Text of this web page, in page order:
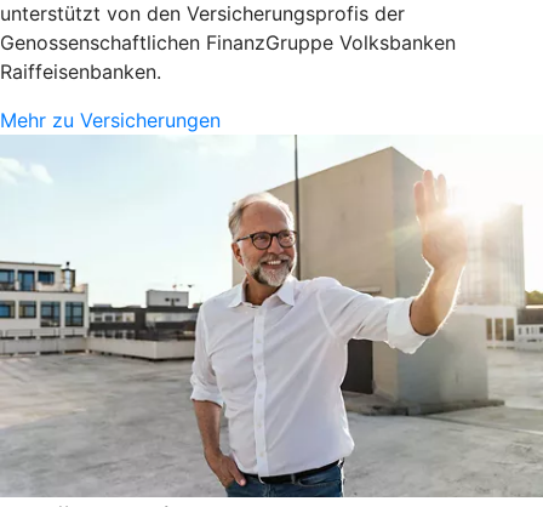
unterstützt von den Versicherungsprofis der
Genossenschaftlichen FinanzGruppe Volksbanken
Raiffeisenbanken.
Mehr zu Versicherungen